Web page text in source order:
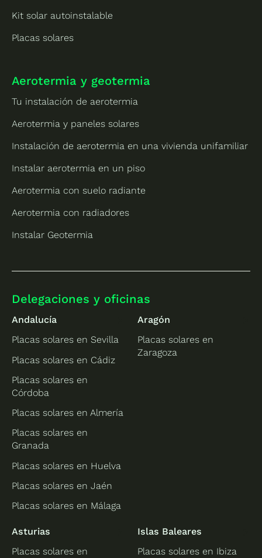
Kit solar autoinstalable
Placas solares
Aerotermia y geotermia
Tu instalación de aerotermia
Aerotermia y paneles solares
Instalación de aerotermia en una vivienda unifamiliar
Instalar aerotermia en un piso
Aerotermia con suelo radiante
Aerotermia con radiadores
Instalar Geotermia
Delegaciones y oficinas
Andalucía
Placas solares en Sevilla
Placas solares en Cádiz
Placas solares en
Córdoba
Placas solares en Almería
Placas solares en
Granada
Placas solares en Huelva
Placas solares en Jaén
Placas solares en Málaga
Aragón
Placas solares en
Zaragoza
Asturias
Placas solares en
Islas Baleares
Placas solares en Ibiza